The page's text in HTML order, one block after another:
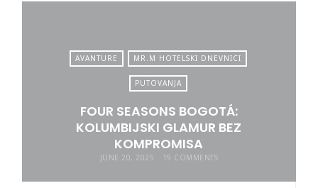
AVANTURE MR.M HOTELSKI DNEVNICI
PUTOVANJA
FOUR SEASONS BOGOTÁ:
KOLUMBIJSKI GLAMUR BEZ
KOMPROMISA
JUNE 20, 2025 19 COMMENTS